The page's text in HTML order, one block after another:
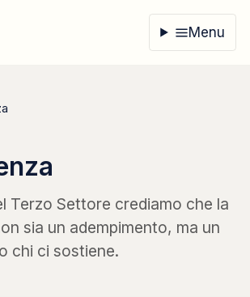
Menu
Terzo Settore crediamo che la
sia un adempimento, ma un
chi ci sostiene.